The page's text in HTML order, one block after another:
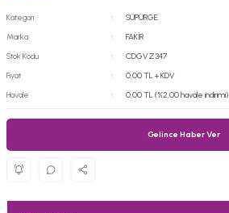
Kategori
SÜPÜRGE
Marka
FAKİR
Stok Kodu
CDGVZ347
Fiyat
0,00 TL + KDV
Havale
0,00 TL (%2,00 havale indirimi)
Gelince Haber Ver